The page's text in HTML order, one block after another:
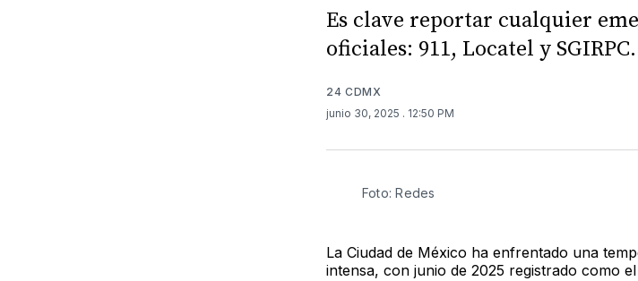
Es clave reportar cualquier
oficiales: 911, Locatel y SGIRPC.
24 CDMX
junio 30, 2025 . 12:50 PM
Foto: Redes
La Ciudad de México ha enfrentado una
intensa, con junio de 2025 registrado como